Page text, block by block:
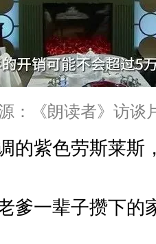
：《朗读者》访谈
的紫色劳斯莱斯
爹一辈子攒下的